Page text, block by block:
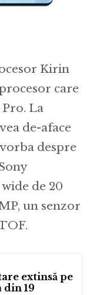
Kirin
care
La
de-aface
despre
de 20
un senzor
extinsă pe
din 19